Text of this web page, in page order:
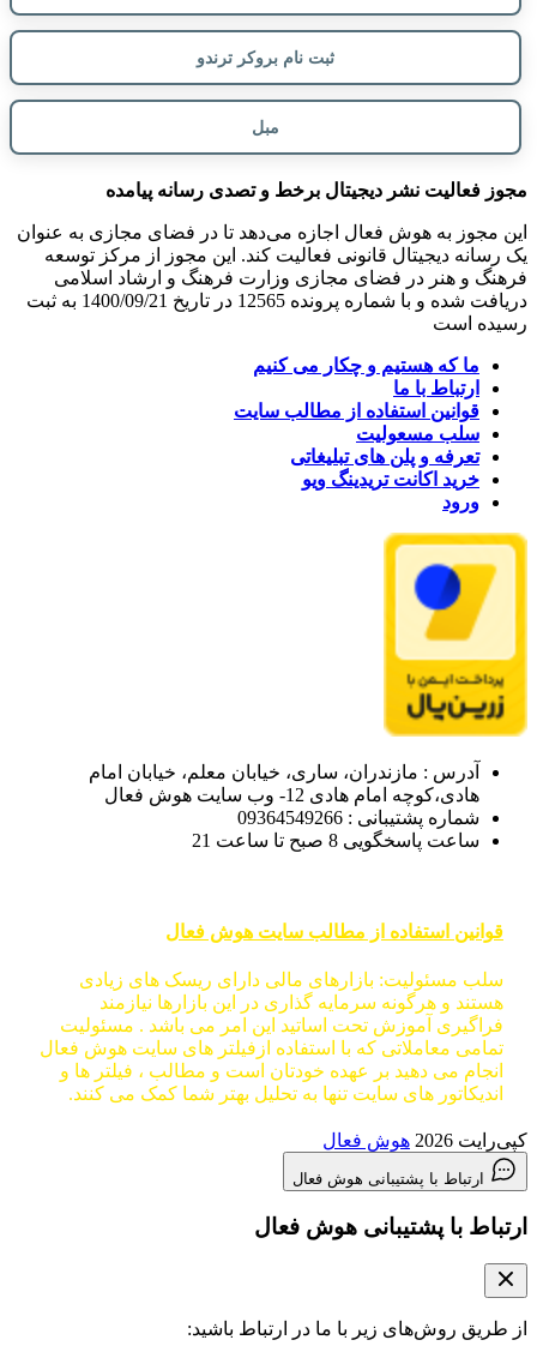
ثبت نام بروکر ترندو
مبل
مجوز فعالیت نشر دیجیتال برخط و تصدی رسانه پیامده
این مجوز به هوش فعال اجازه می‌دهد تا در فضای مجازی به عنوان
یک رسانه دیجیتال قانونی فعالیت کند. این مجوز از مرکز توسعه
فرهنگ و هنر در فضای مجازی وزارت فرهنگ و ارشاد اسلامی
دریافت شده و با شماره پرونده 12565 در تاریخ 1400/09/21 به ثبت
رسیده است
ما که هستیم و چکار می کنیم
ارتباط با ما
قوانین استفاده از مطالب سایت
سلب مسعولیت
تعرفه و پلن های تبلیغاتی
خرید اکانت تریدینگ ویو
ورود
آدرس : مازندران، ساری، خیابان معلم، خیابان امام
هادی،کوچه امام هادی 12- وب سایت هوش فعال
شماره پشتیبانی : 09364549266
ساعت پاسخگویی 8 صبح تا ساعت 21
قوانین استفاده از مطالب سایت هوش فعال
سلب مسئولیت: بازارهای مالی دارای ریسک های زیادی
هستند و هرگونه سرمایه گذاری در این بازارها نیازمند
فراگیری آموزش تحت اساتید این امر می باشد . مسئولیت
تمامی معاملاتی که با استفاده ازفیلتر های سایت هوش فعال
انجام می دهید بر عهده خودتان است و مطالب ، فیلتر ها و
اندیکاتور های سایت تنها به تحلیل بهتر شما کمک می کنند.
کپی‌رایت 2026 هوش فعال
ارتباط با پشتیبانی هوش فعال
ارتباط با پشتیبانی هوش فعال
از طریق روش‌های زیر با ما در ارتباط باشید: